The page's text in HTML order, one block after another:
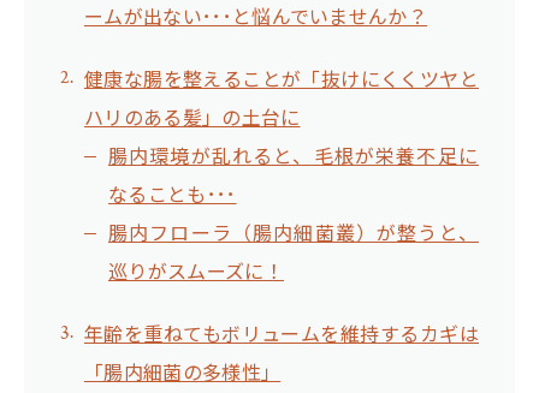
ームが出ない･･･と悩んでいませんか？
健康な腸を整えることが「抜けにくくツヤと
ハリのある髪」の土台に
腸内環境が乱れると、毛根が栄養不足に
なることも･･･
腸内フローラ（腸内細菌叢）が整うと、
巡りがスムーズに！
年齢を重ねてもボリュームを維持するカギは
「腸内細菌の多様性」